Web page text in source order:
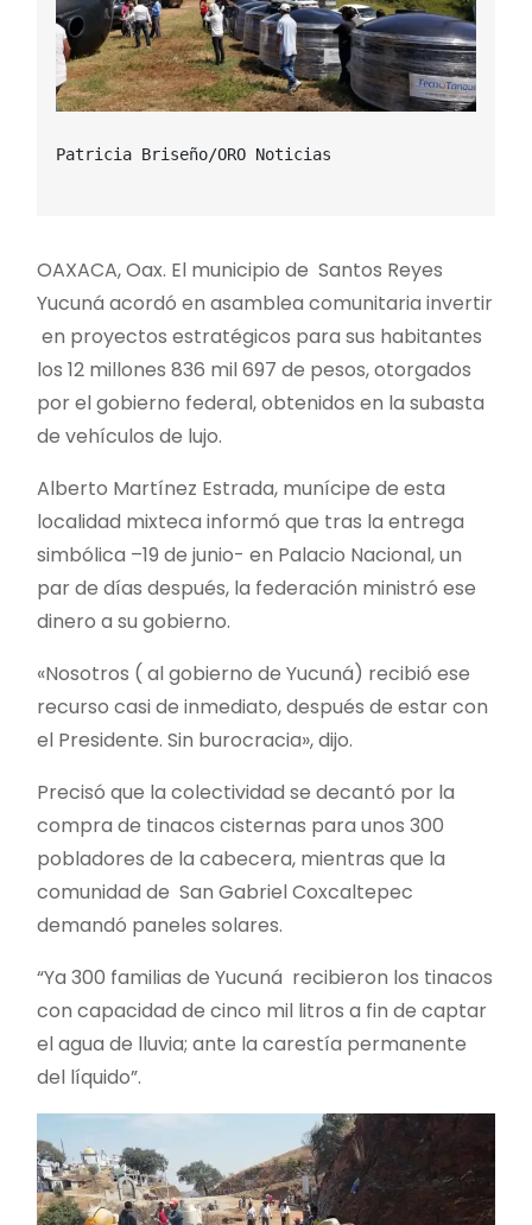
Patricia Briseño/ORO Noticias
OAXACA, Oax. El municipio de Santos Reyes
Yucuná acordó en asamblea comunitaria invertir
en proyectos estratégicos para sus habitantes
los 12 millones 836 mil 697 de pesos, otorgados
por el gobierno federal, obtenidos en la subasta
de vehículos de lujo.
Alberto Martínez Estrada, munícipe de esta
localidad mixteca informó que tras la entrega
simbólica –19 de junio- en Palacio Nacional, un
par de días después, la federación ministró ese
dinero a su gobierno.
«Nosotros ( al gobierno de Yucuná) recibió ese
recurso casi de inmediato, después de estar con
el Presidente. Sin burocracia», dijo.
Precisó que la colectividad se decantó por la
compra de tinacos cisternas para unos 300
pobladores de la cabecera, mientras que la
comunidad de San Gabriel Coxcaltepec
demandó paneles solares.
“Ya 300 familias de Yucuná recibieron los tinacos
con capacidad de cinco mil litros a fin de captar
el agua de lluvia; ante la carestía permanente
del líquido”.